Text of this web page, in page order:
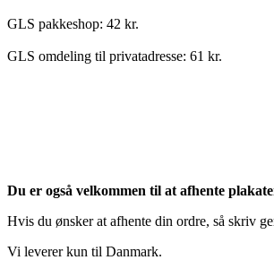
GLS pakkeshop: 42 kr.
GLS omdeling til privatadresse: 61 kr.
Du er også velkommen til at afhente
Hvis du ønsker at afhente din ordre, så skriv
Vi leverer kun til Danmark.